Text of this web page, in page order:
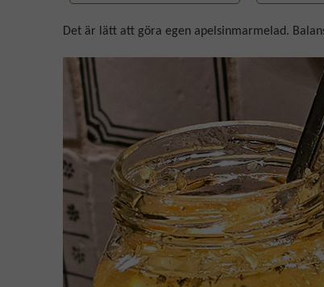
Det är lätt att göra egen apelsinmarmelad.